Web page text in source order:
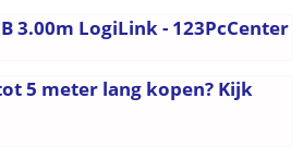
3.00m LogiLink - 123PcCenter
5 meter lang kopen? Kijk